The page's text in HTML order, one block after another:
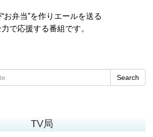
お弁当”を作りエールを送る
で応援する番組です。
Search
TV局